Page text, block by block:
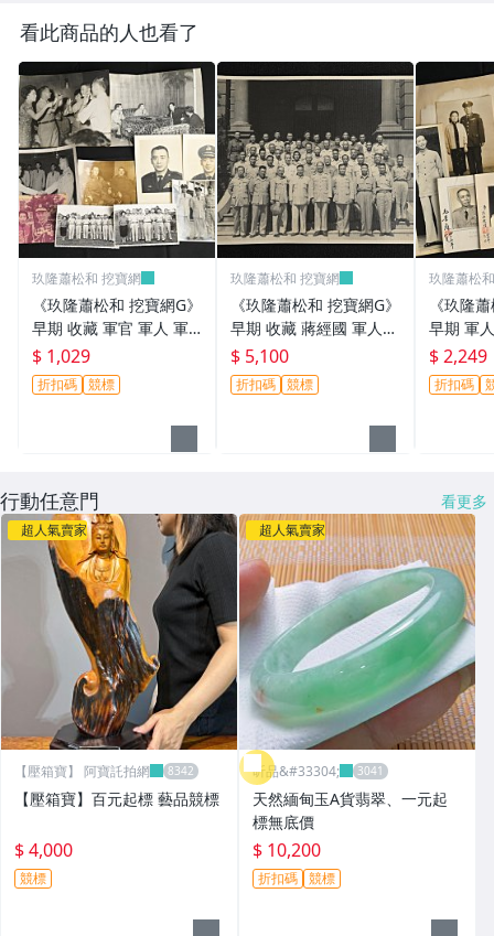
看此商品的人也看了
玖隆蕭松和 挖寶網
《玖隆蕭松和 挖寶網G》
早期 收藏 軍官 軍人 軍
眷 餐會 合影 舊相片 一
批(13194)
$ 1,029
折扣碼 競標
玖隆蕭松和 挖寶網
《玖隆蕭松和 挖寶網G》
早期 收藏 蔣經國 軍人
軍官 合影 舊相片(13196)
$ 5,100
折扣碼 競標
玖隆蕭松
《玖隆
早期 軍
影 舊相
$ 2,249
折扣碼
行動任意門 看更多
超人氣賣家
【壓箱寶】 阿寶託拍網
【壓箱寶】百元起標 藝品競標
$ 4,000
競標
超人氣賣家
昕品&#33304;
天然緬甸玉A貨翡翠、一元起
標無底價
$ 10,200
折扣碼 競標